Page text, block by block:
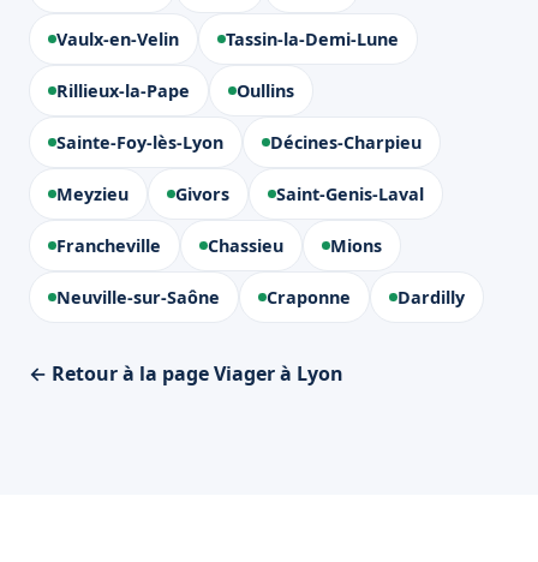
Vaulx-en-Velin Tassin-la-Demi-Lune
Rillieux-la-Pape Oullins
Sainte-Foy-lès-Lyon Décines-Charpieu
Meyzieu Givors Saint-Genis-Laval
Francheville Chassieu Mions
Neuville-sur-Saône Craponne Dardilly
← Retour à la page Viager à Lyon